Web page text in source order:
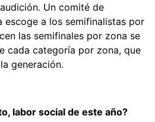
Un comité de
a los semifinalistas por
las semifinales por zona se
cada categoría por zona, que
generación.
labor social de este año?